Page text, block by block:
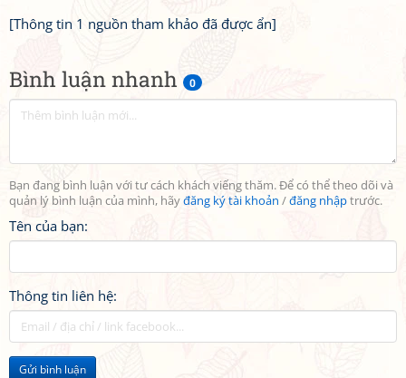
Bình luận nhanh 0
Bạn đang bình luận với tư cách khách viếng thăm. Để có thể theo dõi và
quản lý bình luận của mình, hãyđăng ký tài khoản /đăng nhậptrước.
Tên của bạn:
Thông tin liên hệ:
Gửi bình luận
[Thông tin 1 nguồn tham khảo đã được ẩn]